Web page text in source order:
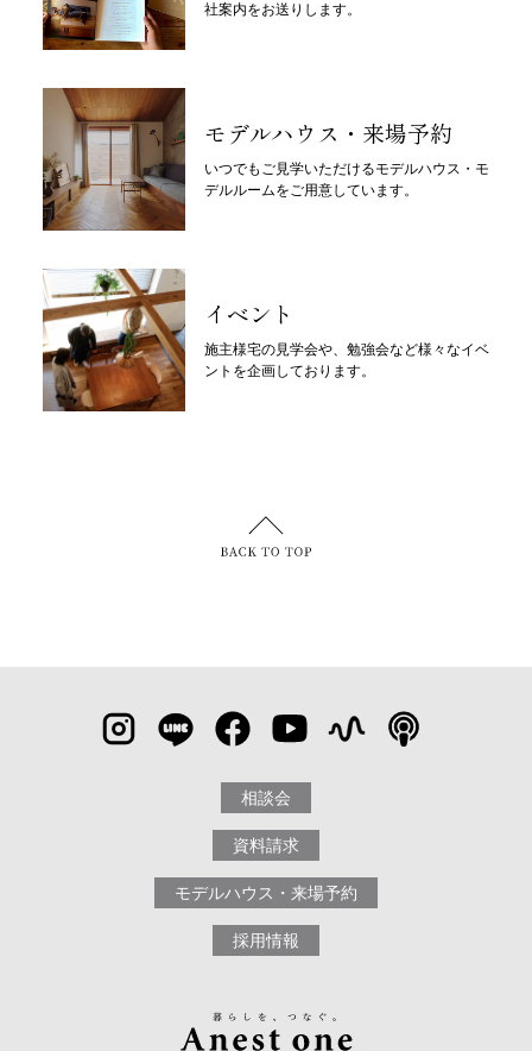
社案内をお送りします。
モデルハウス・来場予約
いつでもご見学いただけるモデルハウス・モ
デルルームをご用意しています。
イベント
施主様宅の見学会や、勉強会など様々なイベ
ントを企画しております。
相談会
資料請求
モデルハウス・来場予約
採用情報